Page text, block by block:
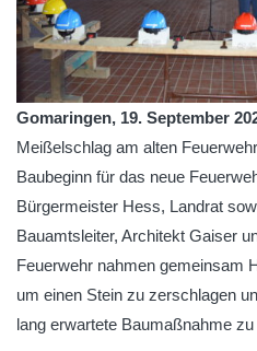
Gomaringen, 19. September
Meißelschlag am alten
Baubeginn für das neue
Bürgermeister Hess, Landrat
Bauamtsleiter, Architekt Gaiser
Feuerwehr nahmen gemeinsam
um einen Stein zu zerschlagen
lang erwartete Baumaßnahme